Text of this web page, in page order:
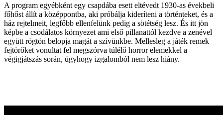
A program egyébként egy csapdába esett eltévedt 1930-as évekbeli
főhőst állít a középpontba, aki próbálja kideríteni a történteket, és a
ház rejtelmeit, legfőbb ellenfelünk pedig a sötétség lesz. És itt jön
képbe a csodálatos környezet ami első pillanattól kezdve a zenével
együtt rögtön belopja magát a szívünkbe. Mellesleg a játék remek
fejtörőket vonultat fel megszórva túlélő horror elemekkel a
végigjátszás során, úgyhogy izgalomból nem lesz hiány.